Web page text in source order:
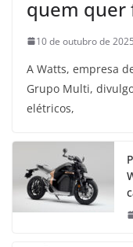
quem quer
10 de outubro de 2025
A Watts, empresa
Grupo Multi,
elétricos,